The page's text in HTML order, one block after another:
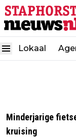
Lokaal
Minderjarige
kruising